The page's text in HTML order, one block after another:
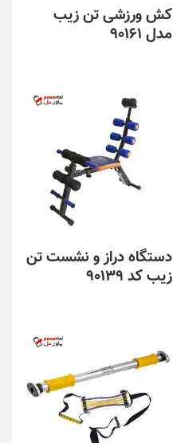
کش ورزشی تن زیب
مدل 90161
دستگاه دراز و نشست تن
زیب کد 90139